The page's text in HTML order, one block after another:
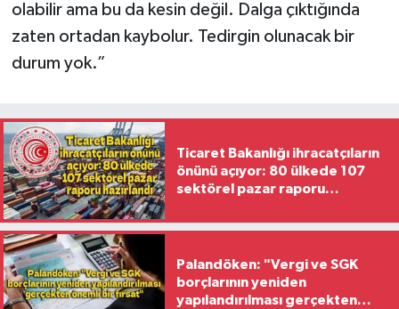
olabilir ama bu da kesin değil. Dalga çıktığında
zaten ortadan kaybolur. Tedirgin olunacak bir
durum yok.”
Ticaret Bakanlığı ihracatçıların
önünü açıyor: 80 ülkede 107
sektörel pazar raporu
Palandöken: "Vergi ve SGK
borçlarının yeniden
yapılandırılması gerçekten